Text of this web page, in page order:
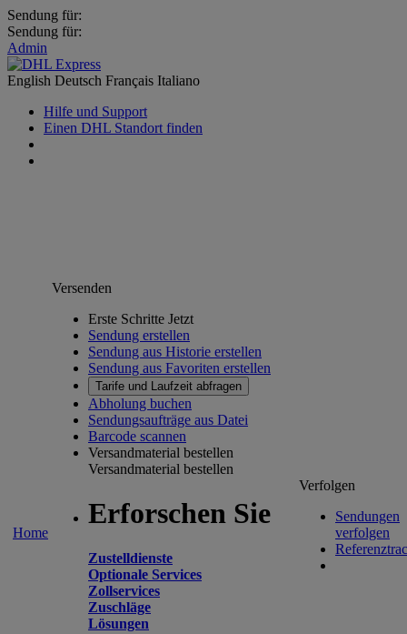
Sendung für:
Sendung für:
Admin
English Deutsch Français Italiano
Hilfe und Support
Einen DHL Standort finden
Home
Versenden
Erste Schritte Jetzt
Sendung erstellen
Sendung aus Historie erstellen
Sendung aus Favoriten erstellen
Tarife und Laufzeit abfragen
Abholung buchen
Sendungsaufträge aus Datei
Barcode scannen
Versandmaterial bestellen
Versandmaterial bestellen
Erforschen Sie
Zustelldienste
Optionale Services
Zollservices
Zuschläge
Lösungen
Verfolgen
Sendungen
verfolgen